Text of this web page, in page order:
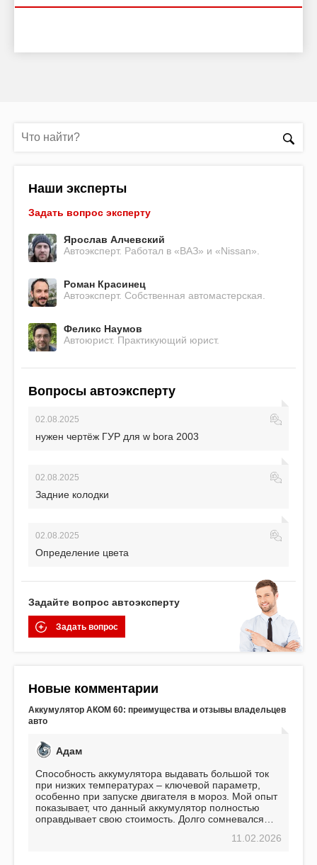
Наши эксперты
Задать вопрос эксперту
Ярослав Алчевский
Автоэксперт. Работал в «ВАЗ» и «Nissan».
Роман Красинец
Автоэксперт. Собственная автомастерская.
Феликс Наумов
Автоюрист. Практикующий юрист.
Вопросы автоэксперту
02.08.2025
нужен чертёж ГУР для w bora 2003
02.08.2025
Задние колодки
02.08.2025
Определение цвета
Задайте вопрос автоэксперту
Задать вопрос
Новые комментарии
Аккумулятор АКОМ 60: преимущества и отзывы владельцев
авто
Адам
Способность аккумулятора выдавать большой ток
при низких температурах – ключевой параметр,
особенно при запуске двигателя в мороз. Мой опыт
показывает, что данный аккумулятор полностью
оправдывает свою стоимость. Долго сомневался
пожалел. Считаю, что это отличное вложение,11.02.2026